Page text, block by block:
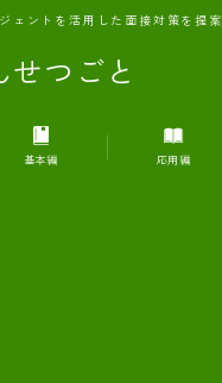
つごと
ェントを活用した面接対策を提案
トとは何か？
基本編 応用編